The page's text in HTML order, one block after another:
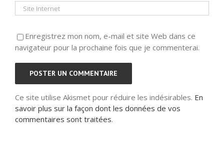
Enregistrez mon nom, e-mail et site Web dans ce
navigateur pour la prochaine fois que je commenterai.
Ce site utilise Akismet pour réduire les indésirables. En
savoir plus sur la façon dont les données de vos
commentaires sont traitées.